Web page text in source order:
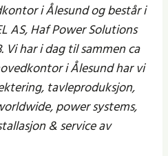
i Ålesund og består i
AS, Haf Power Solutions
Vi har i dag til sammen ca
i Ålesund har vi
tavleproduksjon,
power systems,
& service av